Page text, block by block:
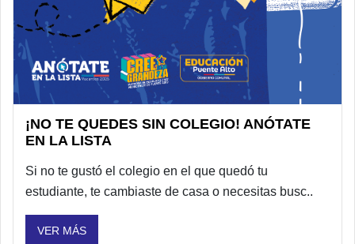
¡NO TE QUEDES SIN COLEGIO! ANÓTATE
EN LA LISTA
Si no te gustó el colegio en el que quedó tu
estudiante, te cambiaste de casa o necesitas busc..
VER MÁS